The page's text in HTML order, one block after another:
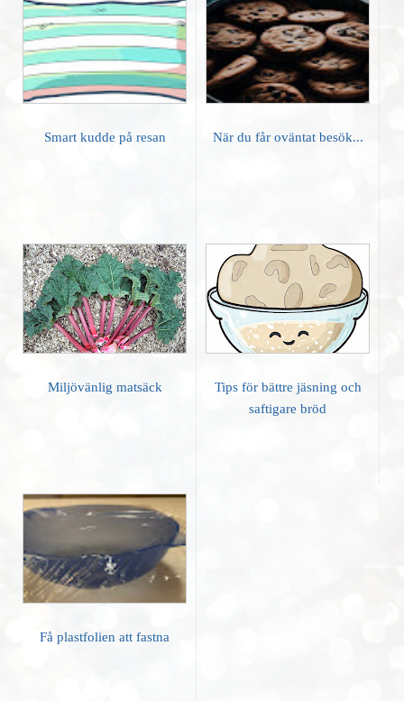
Smart kudde på resan När du får oväntat besök...
Miljövänlig matsäck
Tips för bättre jäsning och
saftigare bröd
Få plastfolien att fastna